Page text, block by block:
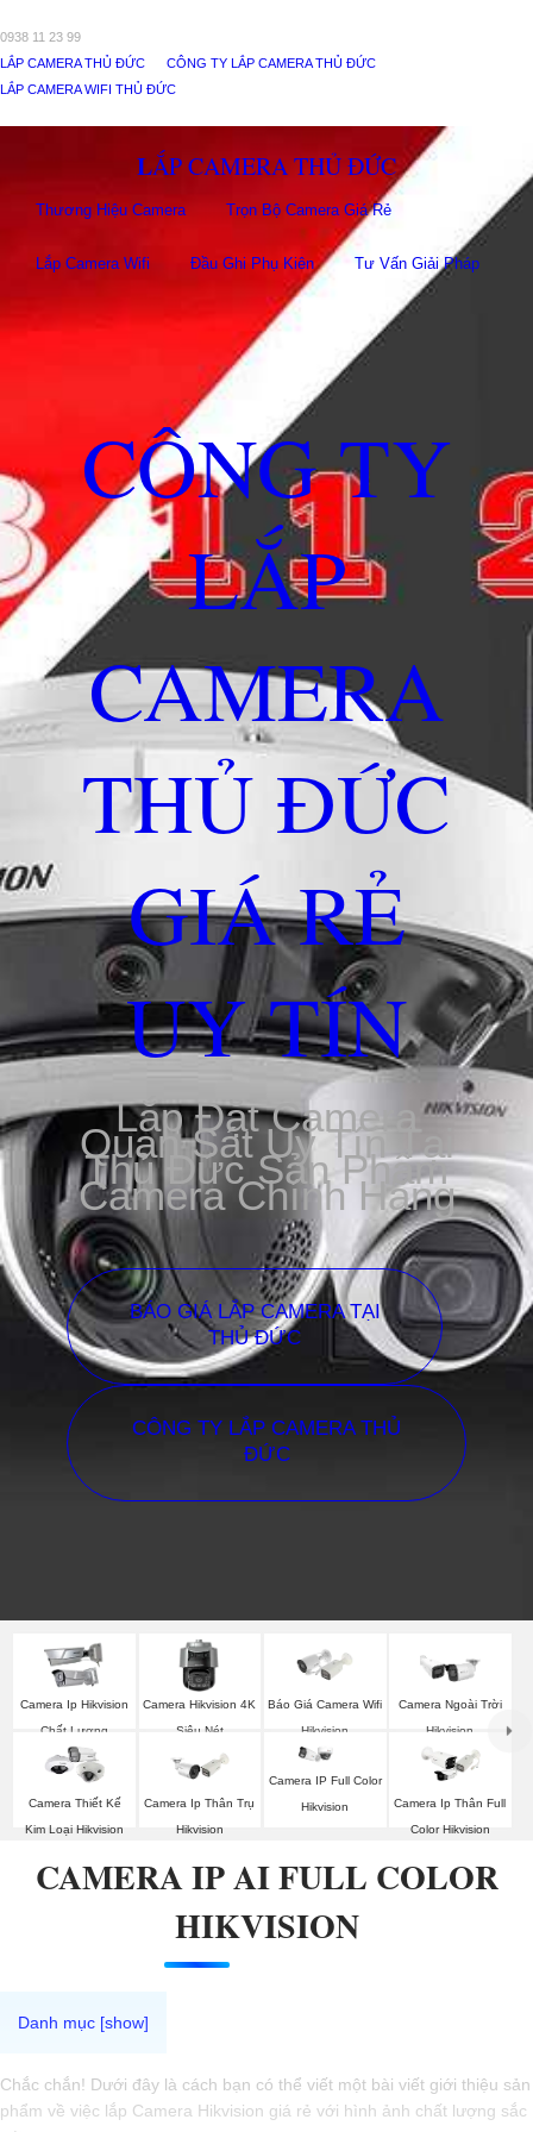
0938 11 23 99
LẮP CAMERA THỦ ĐỨC
CÔNG TY LẮP CAMERA THỦ ĐỨC
LẮP CAMERA WIFI THỦ ĐỨC
LẮP CAMERA THỦ ĐỨC
Thương Hiệu Camera Trọn Bộ Camera Giá Rẻ
Lắp Camera Wifi Đầu Ghi Phụ Kiên Tư Vấn Giải Pháp
CÔNG TY
LẮP
CAMERA
THỦ ĐỨC
GIÁ RẺ
UY TÍN
Lắp Đặt Camera
Quan Sát Uy Tín Tại
Thủ Đức Sản Phẩm
Camera Chính Hãng
BÁO GIÁ LẮP CAMERA TẠI
THỦ ĐỨC
CÔNG TY LẮP CAMERA THỦ
ĐỨC
Camera Ip Hikvision
Chất Lượng
Camera Hikvision 4K
Siêu Nét
Báo Giá Camera Wifi
Hikvision
Camera Ngoài Trời
Hikvision
Camera Thiết Kế
Kim Loại Hikvision
Camera Ip Thân Trụ
Hikvision
Camera IP Full Color
Hikvision
Camera Ip Thân Full
Color Hikvision
CAMERA IP AI FULL COLOR
HIKVISION
Chắc chắn! Dưới đây là cách bạn có thể viết một bài viết giới thiệu sản
phẩm về việc lắp Camera Hikvision giá rẻ với hình ảnh chất lượng sắc